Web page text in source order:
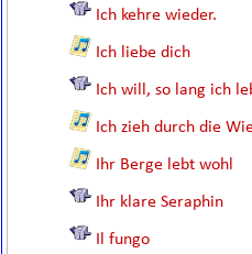
Ich kehre wieder.
Ich liebe dich
Ich will, so lang ich
Ich zieh durch die
Ihr Berge lebt wohl
Ihr klare Seraphin
Il fungo